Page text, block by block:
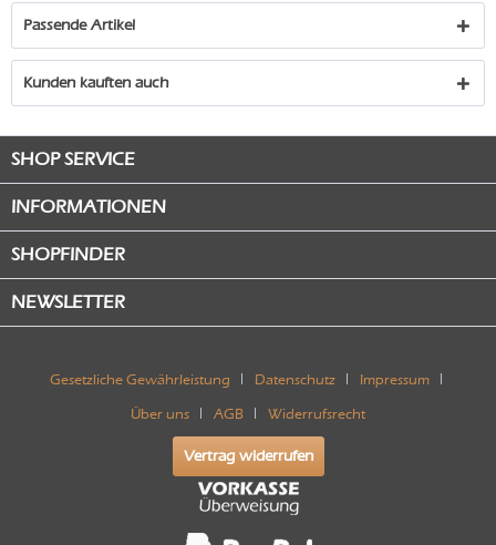
Passende Artikel
Kunden kauften auch
SHOP SERVICE
INFORMATIONEN
SHOPFINDER
NEWSLETTER
Gesetzliche Gewährleistung Datenschutz Impressum
Über uns AGB Widerrufsrecht
Vertrag widerrufen